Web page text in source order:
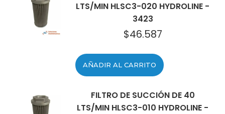
LTS/MIN HLSC3-020 HYDROLINE -
3423
$46.587
AÑADIR AL CARRITO
FILTRO DE SUCCIÓN DE 40
LTS/MIN HLSC3-010 HYDROLINE -